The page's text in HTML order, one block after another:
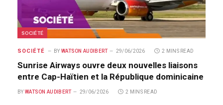
SOCIÉTÉ
SOCIÉTÉ BY WATSON AUDIBERT 29/06/2026 2 MINS READ
Sunrise Airways ouvre deux nouvelles liaisons
entre Cap-Haïtien et la République dominicaine
BY WATSON AUDIBERT 29/06/2026 2 MINS READ